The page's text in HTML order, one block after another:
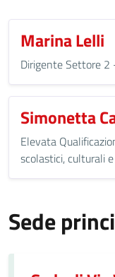
Marina Lelli
Dirigente Settore 2
Simonetta
Elevata
scolastici, culturali
Sede